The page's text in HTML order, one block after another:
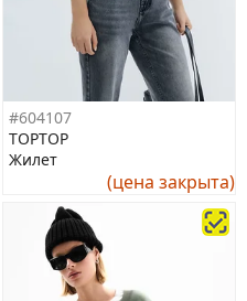
#604107
TOPTOP
Жилет
(цена закрыта)